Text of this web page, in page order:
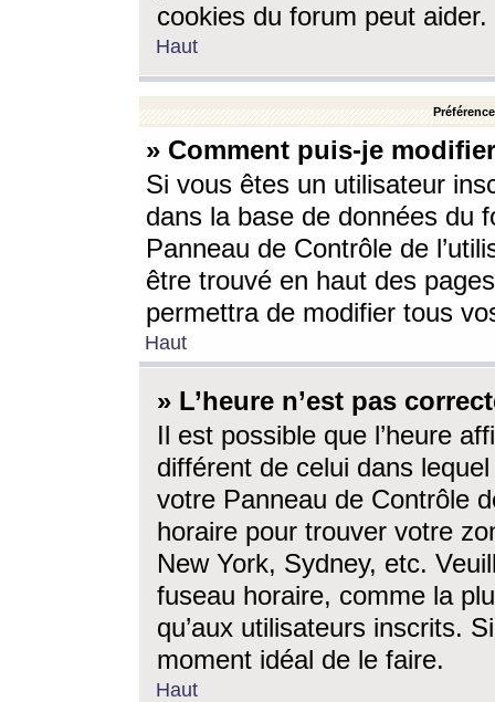
cookies du forum peut aider.
Haut
» Comment puis-je
Si vous êtes un utilisateur
dans la base de données du
Panneau de Contrôle de
être trouvé en haut des
permettra de modifier tous
Haut
» L’heure n’est pas
Il est possible que l’heure
différent de celui dans
votre Panneau de Contrôle
horaire pour trouver votre
New York, Sydney, etc.
fuseau horaire, comme la
qu’aux utilisateurs inscrits.
moment idéal de le faire.
Haut